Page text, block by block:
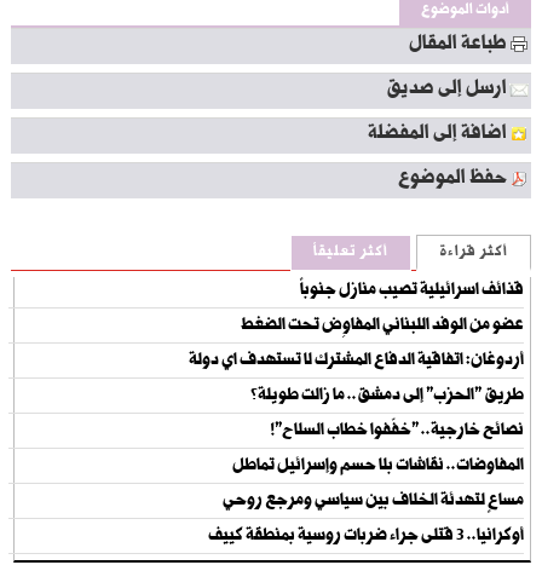
أدوات الموضوع
طباعة المقال
ارسل إلى صديق
اضافة إلى المفضلة
حفظ الموضوع
أكثر قراءة أكثر تعليقاً
قذائف اسرائيلية تصيب منازل جنوباً
عضو من الوفد اللبناني المفاوِض تحت الضغط
أردوغان: اتفاقية الدفاع المشترك لا تستهدف اي دولة
طريق "الحزب" إلى دمشق.. ما زالت طويلة؟
نصائح خارجية.. "خفّفوا خطاب السلاح"!
المفاوضات.. نقاشات بلا حسم وإسرائيل تماطل
مساعٍ لتهدئة الخلاف بين سياسي ومرجع روحي
أوكرانيا.. 3 قتلى جراء ضربات روسية بمنطقة كييف